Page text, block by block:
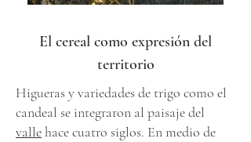
El cereal como expresión del
territorio
Higueras y variedades de trigo como el
candeal se integraron al paisaje del
vallehace cuatro siglos. En medio de